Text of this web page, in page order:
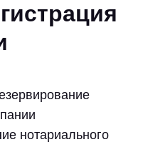
нотариального